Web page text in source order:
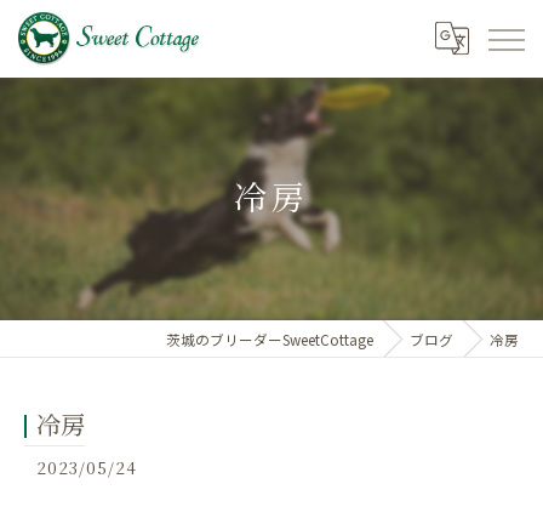
冷房
茨城のブリーダーSweetCottage ブログ 冷房
冷房
2023/05/24